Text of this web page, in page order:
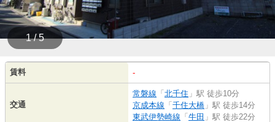
1 / 5
賃料 -
交通
常磐線 「北千住 」駅 徒歩10分
京成本線 「千住大橋 」駅 徒歩14分
東武伊勢崎線 「牛田 」駅 徒歩22分